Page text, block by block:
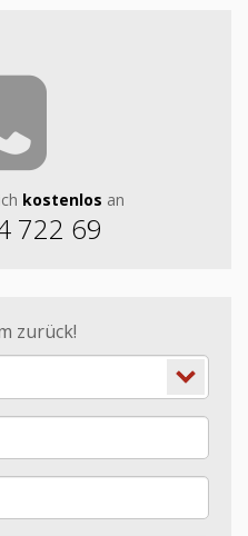
kostenlos an
722 69
zurück!